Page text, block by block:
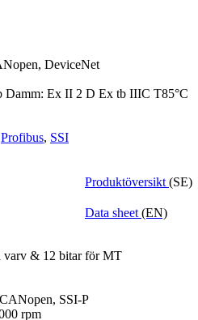
DeviceNet
Ex II 2 D Ex tb IIIC T85°C
Profibus, SSI
Produktöversikt (SE)
Data sheet (EN)
varv & 12 bitar för MT
SSI-P
rpm